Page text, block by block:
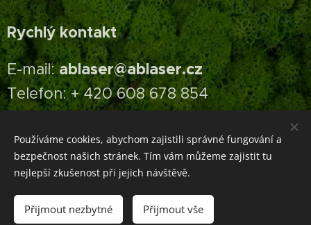
Do košíku
Rychlý kontakt
E-mail:ablaser@ablaser.cz
Telefon: + 420 608 678 854
Cookies
Používáme cookies, abychom zajistili správné fungování a
bezpečnost našich stránek. Tím vám můžeme zajistit tu
nejlepší zkušenost při jejich návštěvě.
Přijmout nezbytné Přijmout vše